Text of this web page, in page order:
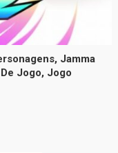
Jamma
Jogo, Jogo